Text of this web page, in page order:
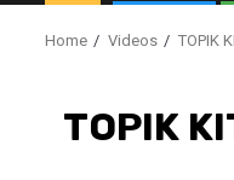
Home Videos TOPIK
TOPIK